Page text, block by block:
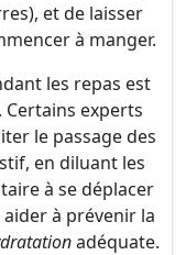
et de laisser
à manger.
les repas est
experts
le passage des
en diluant les
à se déplacer
à prévenir la
adéquate.